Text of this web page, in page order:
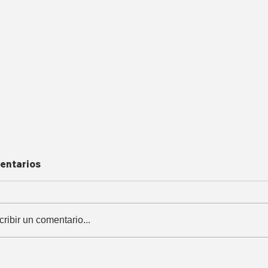
un comentario...